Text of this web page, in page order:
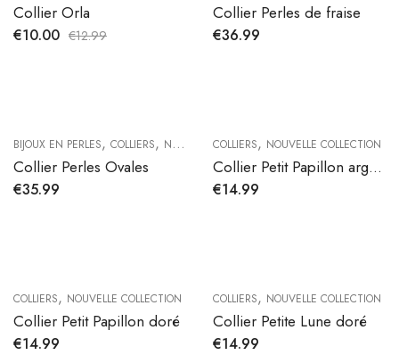
Collier Orla
€10.00 €12.99
Collier Perles de fraise
€36.99
BIJOUX EN PERLES, COLLIERS, NOUVELLE COLLECTION
Collier Perles Ovales
€35.99
COLLIERS, NOUVELLE COLLECTION
Collier Petit Papillon argenté
€14.99
COLLIERS, NOUVELLE COLLECTION
Collier Petit Papillon doré
€14.99
COLLIERS, NOUVELLE COLLECTION
Collier Petite Lune doré
€14.99